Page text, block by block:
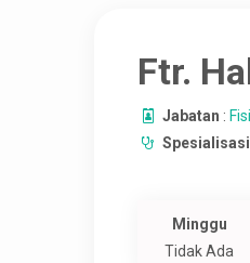
Ftr.
Jabatan :
Spesialisasi
Minggu
Tidak Ada